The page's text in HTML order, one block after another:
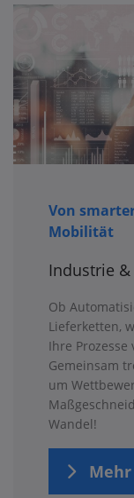
Von
Mobilität
Industrie
Ob
Lieferketten,
Ihre
Gemeinsam
um
Wandel!